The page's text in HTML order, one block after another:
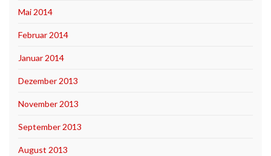
Mai 2014
Februar 2014
Januar 2014
Dezember 2013
November 2013
September 2013
August 2013